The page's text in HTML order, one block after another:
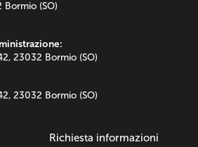
Bormio (SO)
23032 Bormio (SO)
23032 Bormio (SO)
Richiesta informazioni